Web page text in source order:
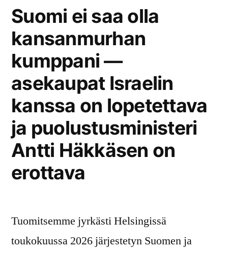
Suomi ei saa olla
kansanmurhan
kumppani —
asekaupat Israelin
kanssa on lopetettava
ja puolustusministeri
Antti Häkkäsen on
erottava
Tuomitsemme jyrkästi Helsingissä
toukokuussa 2026 järjestetyn Suomen ja